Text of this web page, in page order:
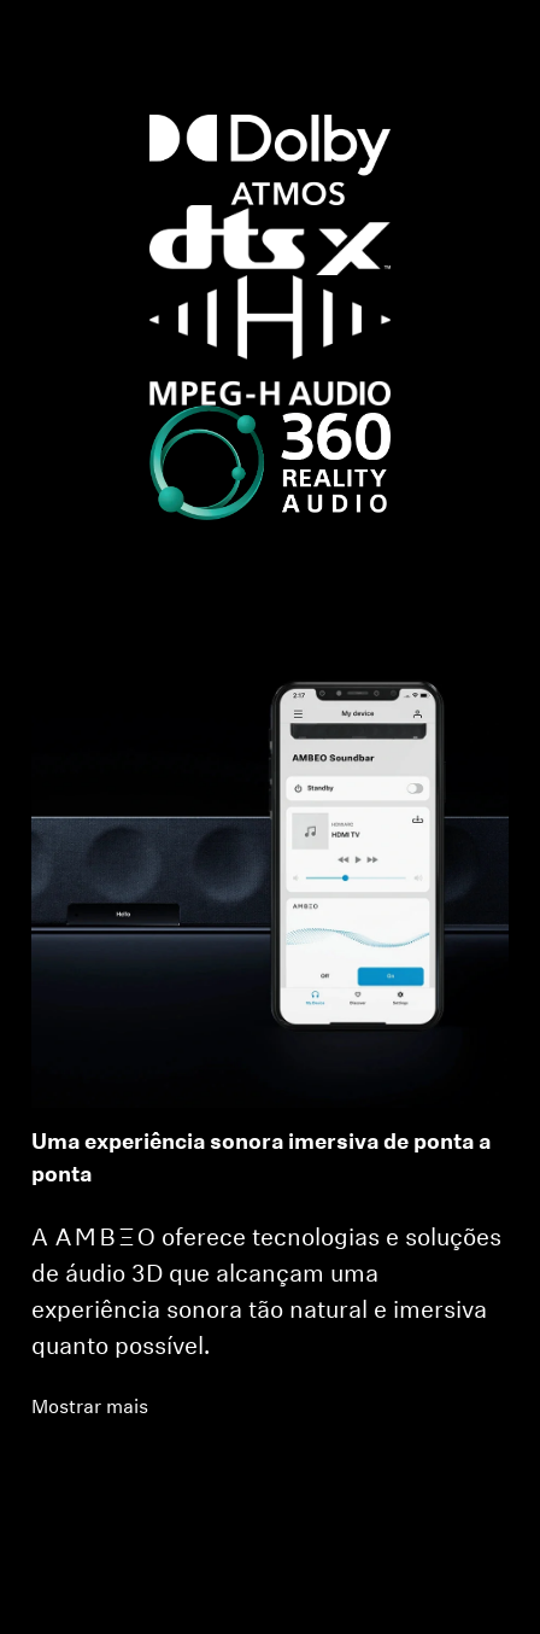
Uma experiência sonora imersiva de ponta a
ponta
A -AMBEO- oferece tecnologias e soluções
de áudio 3D que alcançam uma
experiência sonora tão natural e imersiva
quanto possível.
Mostrar mais